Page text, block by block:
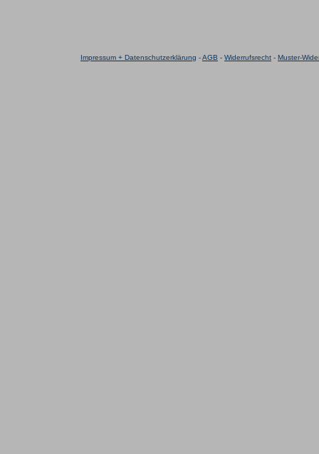
Impressum + Datenschutzerklärung -AGB - Widerrufsrecht - Muster-